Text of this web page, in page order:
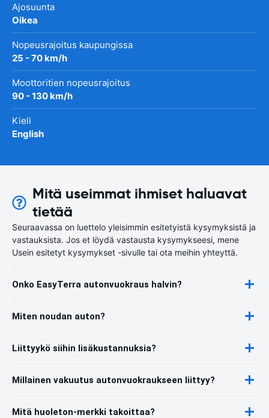
Ajosuunta
Oikea
Nopeusrajoitus kaupungissa
25 - 70 km/h
Moottoritien nopeusrajoitus
90 - 130 km/h
Kieli
English
Mitä useimmat ihmiset haluavat
tietää
Seuraavassa on luettelo yleisimmin esitetyistä kysymyksistä ja
vastauksista. Jos et löydä vastausta kysymykseesi, mene
Usein esitetyt kysymykset -sivulle tai ota meihin yhteyttä.
Onko EasyTerra autonvuokraus halvin?
Miten noudan auton?
Liittyykö siihin lisäkustannuksia?
Millainen vakuutus autonvuokraukseen liittyy?
Mitä huoleton-merkki takoittaa?